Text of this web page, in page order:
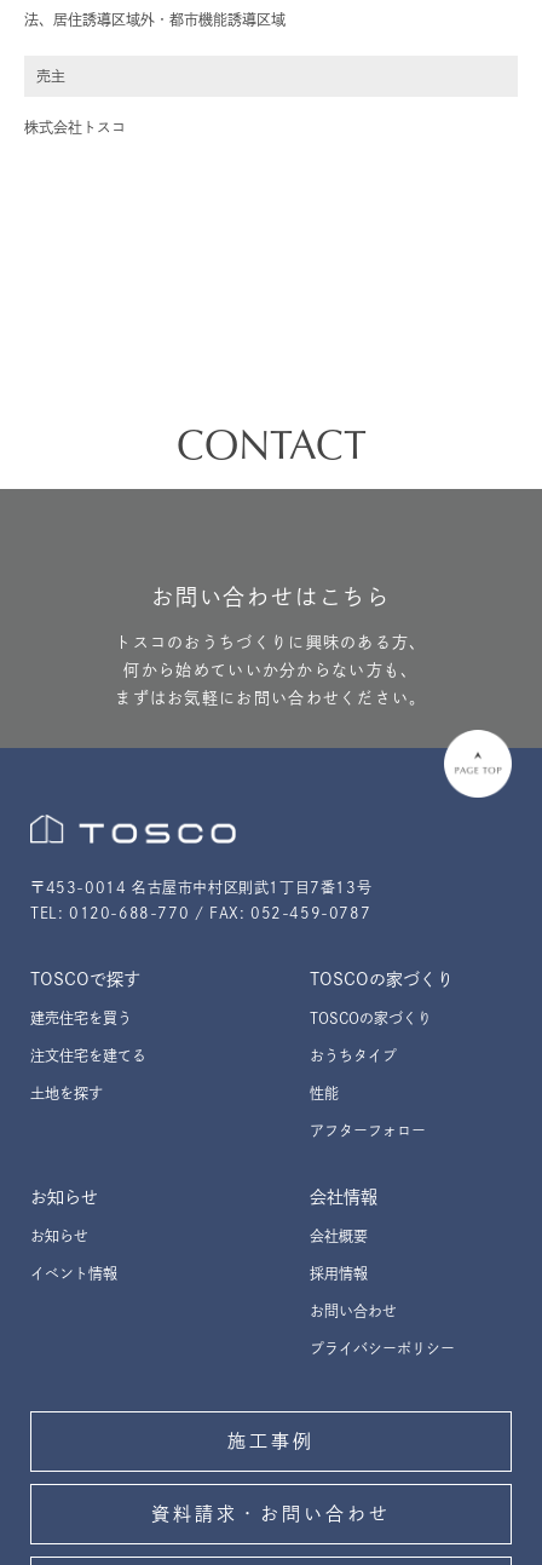
法、居住誘導区域外・都市機能誘導区域
売主
株式会社トスコ
CONTACT
お問い合わせはこちら
トスコのおうちづくりに興味のある方、
何から始めていいか分からない方も、
まずはお気軽にお問い合わせください。
〒453-0014 名古屋市中村区則武1丁目7番13号
TEL: 0120-688-770 / FAX: 052-459-0787
TOSCOで探す
建売住宅を買う
注文住宅を建てる
土地を探す
TOSCOの家づくり
TOSCOの家づくり
おうちタイプ
性能
アフターフォロー
お知らせ
お知らせ
イベント情報
会社情報
会社概要
採用情報
お問い合わせ
プライバシーポリシー
施工事例
資料請求・お問い合わせ